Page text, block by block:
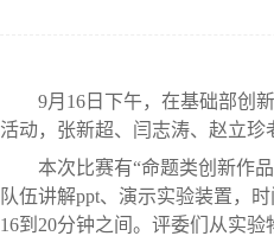
9月 16 日下午，在基础部创
活动，张新超、闫志涛、赵立珍
本次比赛有“命题类创新作
队伍讲解ppt、演示实验装置，
16到 20分钟之间。评委们从实